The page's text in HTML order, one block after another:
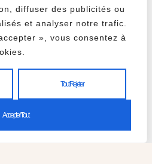
diffuser des publicités ou
et analyser notre trafic.
», vous consentez à
Tout Rejeter
Accepter Tout
Horaires
De 09:30 à 18:30
10:00 à 12:30
Visite
Evry-Courcouronnes